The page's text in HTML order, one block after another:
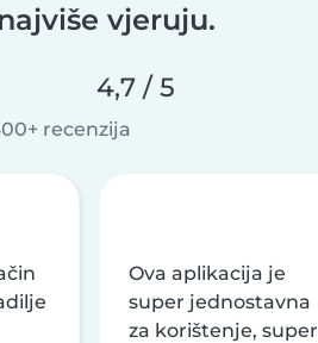
vjeruju.
4,7 / 5
recenzija
Ova aplikacija je
super jednostavna
za korištenje, super